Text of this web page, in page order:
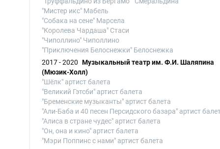
"Мистер икс" Мабель
"Собака на сене" Марсела
"Королева Чардаша" Стаси
"Чиполлино" Чиполлино
"Приключения Белоснежки" Белоснежка
2017 - 2020 Музыкальный театр им. Ф.И. Шаляпина
(Мюзик-Холл)
"Шёлк" артист балета
"Великий Гэтсби" артист балета
"Бременские музыканты" артист балета
"Али-Баба и 40 песен Персидского базара" артист
"Алиса в стране чудес" артист балета
"Он, она и кино" артист балета
"Мэри Поппинс с нами" артист балета